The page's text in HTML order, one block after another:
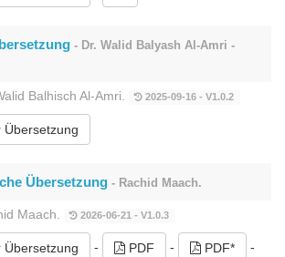
- Dr. Walid Balyash Al-Amri -
Balhisch Al-Amri. 2025-09-16 - V1.0.2
Übersetzung
Übersetzung - Rachid Maach.
Maach. 2026-06-21 - V1.0.3
Übersetzung - PDF - PDF* -